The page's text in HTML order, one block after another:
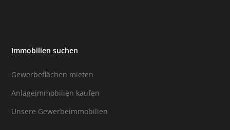
Immobilien suchen
Gewerbeflächen mieten
Anlageimmobilien kaufen
Unsere Gewerbeimmobilien